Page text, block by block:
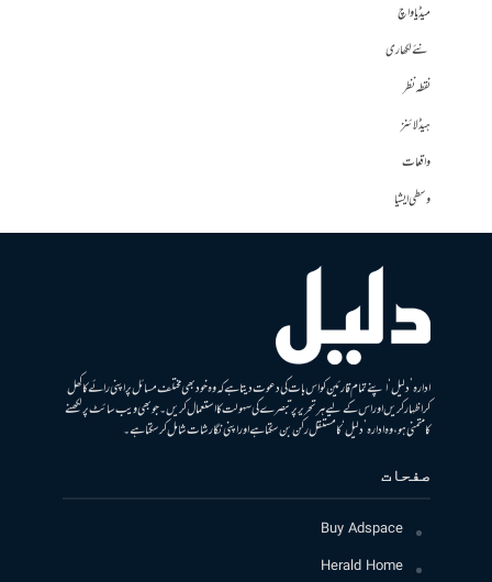
میڈیا واچ
نئے لکھاری
نقطہ نظر
ہیڈلائنز
واقعات
وسطی ایشیا
ادارہ ’دلیل‘ اپنے تمام قارئین کو اس بات کی دعوت دیتا ہے کہ وہ خود بھی مختلف مسائل پر اپنی رائے کا کھل
کر اظہار کریں اور اس کے لیے ہر تحریر پر تبصرے کی سہولت کا استعمال کریں۔ جو بھی ویب سائٹ پر لکھنے
کا متمنی ہو، وہ ادارہ ’دلیل‘ کا مستقل رکن بن سکتا ہے اور اپنی نگارشات شامل کرسکتا ہے۔
صفحات
Buy Adspace
Herald Home